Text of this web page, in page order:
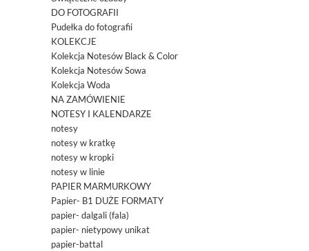
DO FOTOGRAFII
Pudełka do fotografii
KOLEKCJE
Kolekcja Notesów Black & Color
Kolekcja Notesów Sowa
Kolekcja Woda
NA ZAMÓWIENIE
NOTESY I KALENDARZE
notesy
notesy w kratkę
notesy w kropki
notesy w linie
PAPIER MARMURKOWY
Papier- B1 DUŻE FORMATY
papier- dalgali (fala)
papier- nietypowy unikat
papier-battal